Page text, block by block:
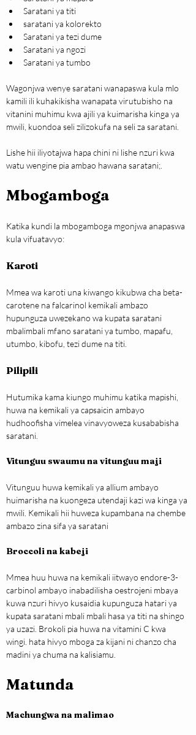
Saratani ya titi
saratani ya kolorekto
Saratani ya tezi dume
Saratani ya ngozi
Saratani ya tumbo
Wagonjwa wenye saratani wanapaswa kula mlo
kamili ili kuhakikisha wanapata virutubisho na
vitanini muhimu kwa ajili ya kuimarisha kinga ya
mwili, kuondoa seli zilizokufa na seli za saratani.
Lishe hii iliyotajwa hapa chini ni lishe nzuri kwa
watu wengine pia ambao hawana saratani;.
Mbogamboga
Katika kundi la mbogamboga mgonjwa anapaswa
kula vifuatavyo:
Karoti
Mmea wa karoti una kiwango kikubwa cha beta-
carotene na falcarinol kemikali ambazo
hupunguza uwezekano wa kupata saratani
mbalimbali mfano saratani ya tumbo, mapafu,
utumbo, kibofu, tezi dume na titi.
Pilipili
Hutumika kama kiungo muhimu katika mapishi,
huwa na kemikali ya capsaicin ambayo
hudhoofisha vimelea vinavyoweza kusababisha
saratani.
Vitunguu swaumu na vitunguu maji
Vitunguu huwa kemikali ya allium ambayo
huimarisha na kuongeza utendaji kazi wa kinga ya
mwili. Kemikali hii huweza kupambana na chembe
ambazo zina sifa ya saratani
Broccoli na kabeji
Mmea huu huwa na kemikali iitwayo endore-3-
carbinol ambayo inabadilisha oestrojeni mbaya
kuwa nzuri hivyo kusaidia kupunguza hatari ya
kupata saratani mbali mbali hasa ya titi na shingo
ya uzazi. Brokoli pia huwa na vitamini C kwa
wingi. hata hivyo mboga za kijani ni chanzo cha
madini ya chuma na kalisiamu.
Matunda
Machungwa na malimao